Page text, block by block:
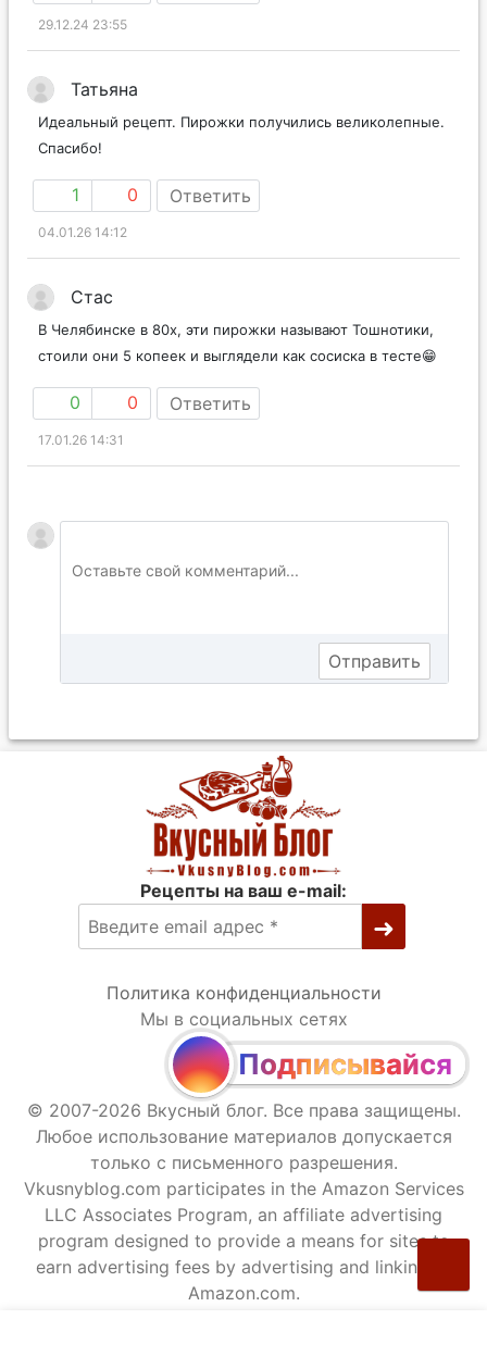
29.12.24 23:55
Татьяна
Идеальный рецепт. Пирожки получились великолепные.
Спасибо!
1 0 Ответить
04.01.26 14:12
Стас
В Челябинске в 80х, эти пирожки называют Тошнотики,
стоили они 5 копеек и выглядели как сосиска в тесте😁
0 0 Ответить
17.01.26 14:31
Рецепты на ваш e-mail:
Политика конфиденциальности
Мы в социальных сетях
Подписывайся
© 2007-2026 Вкусный блог. Все права защищены.
Любое использование материалов допускается
только с письменного разрешения.
Vkusnyblog.com participates in the Amazon Services
LLC Associates Program, an affiliate advertising
program designed to provide a means for sites to
earn advertising fees by advertising and linking to
Amazon.com.